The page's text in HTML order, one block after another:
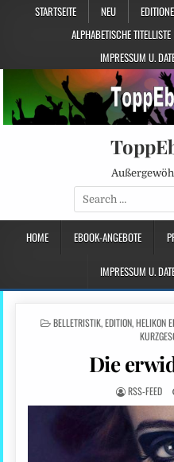
STARTSEITE NEU
ALPHABETISCHE TITELLISTE
IMPRESSUM U.
Search
for:
HOME EBOOK-ANGEBOTE
IMPRESSUM U.
POSTED
BELLETRISTIK,EDITION,HELIKON
Die
RSS-FEED